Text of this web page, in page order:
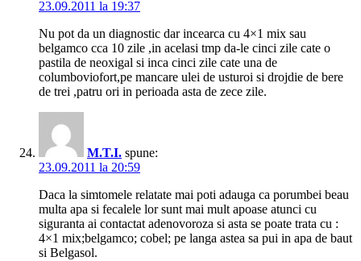
23.09.2011 la 19:37
Nu pot da un diagnostic dar incearca cu 4×1 mix sau
belgamco cca 10 zile ,in acelasi tmp da-le cinci zile cate o
pastila de neoxigal si inca cinci zile cate una de
columboviofort,pe mancare ulei de usturoi si drojdie de bere
de trei ,patru ori in perioada asta de zece zile.
M.T.I. spune:
23.09.2011 la 20:59
Daca la simtomele relatate mai poti adauga ca porumbei beau
multa apa si fecalele lor sunt mai mult apoase atunci cu
siguranta ai contactat adenovoroza si asta se poate trata cu :
4×1 mix;belgamco; cobel; pe langa astea sa pui in apa de baut
si Belgasol.